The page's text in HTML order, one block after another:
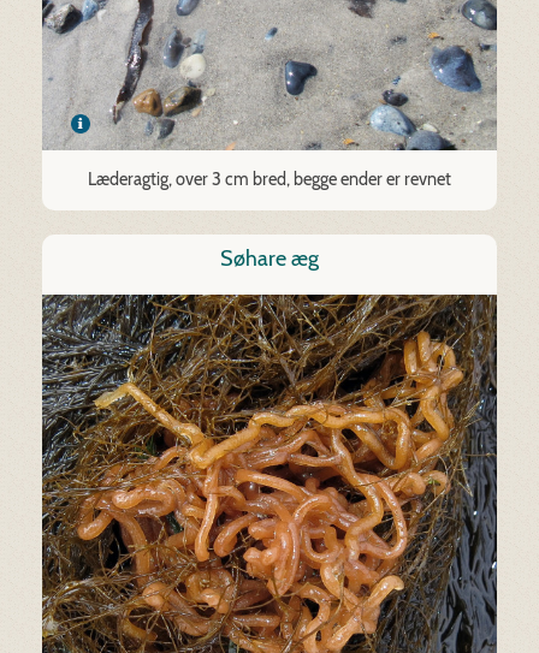
Læderagtig, over 3 cm bred, begge ender er revnet
Søhare æg